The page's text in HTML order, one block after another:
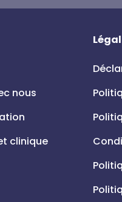
nous
clinique
Légal